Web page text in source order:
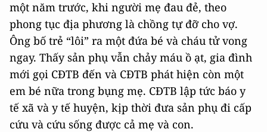
một năm trước, khi người mẹ đau đẻ, theo
phong tục địa phương là chồng tự đỡ cho vợ.
Ông bố trẻ “lôi” ra một đứa bé và cháu tử vong
ngay. Thấy sản phụ vẫn chảy máu ồ ạt, gia đình
mới gọi CĐTB đến và CĐTB phát hiện còn một
em bé nữa trong bụng mẹ. CĐTB lập tức báo y
tế xã và y tế huyện, kịp thời đưa sản phụ đi cấp
cứu và cứu sống được cả mẹ và con.